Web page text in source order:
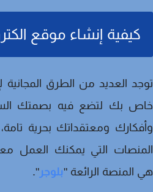
كيفية إنشاء موقع
العديد من الطرق المجانية
بك لتضع فيه بصمتك
ومعتقداتك بحرية
التي يمكنك العمل معها
الرائعة "بلوجر".